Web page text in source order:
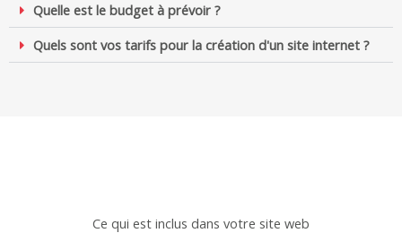
Quelle est le budget à prévoir ?
Quels sont vos tarifs pour la création d'un site internet ?
Ce qui est inclus dans votre site web